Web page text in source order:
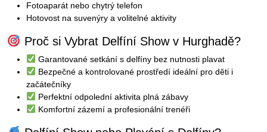
Fotoaparát nebo chytrý telefon
Hotovost na suvenýry a volitelné aktivity
Proč si Vybrat Delfíní Show v Hurghadě?
Garantované setkání s delfíny bez nutnosti plavat
Bezpečné a kontrolované prostředí ideální pro děti i
začátečníky
Perfektní odpolední aktivita plná zábavy
Komfortní zázemí a profesionální trenéři